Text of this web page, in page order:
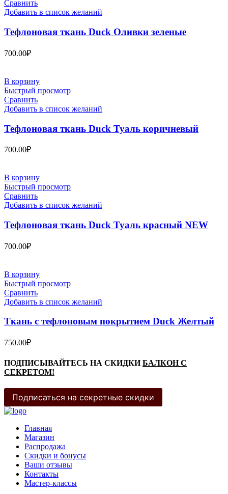
Сравнить
Добавить в список желаний
Тефлоновая ткань Duck Оливки зеленые
700.00₽
В корзину
Быстрый просмотр
Сравнить
Добавить в список желаний
Тефлоновая ткань Duck Туаль коричневый
700.00₽
В корзину
Быстрый просмотр
Сравнить
Добавить в список желаний
Тефлоновая ткань Duck Туаль красный NEW
700.00₽
В корзину
Быстрый просмотр
Сравнить
Добавить в список желаний
Ткань с тефлоновым покрытием Duck Желтый
750.00₽
ПОДПИСЫВАЙТЕСЬ НА СКИДКИБАЛКОН С
СЕКРЕТОМ!
Подписаться на секретные скидки
Главная
Магазин
Распродажа
Cкидки и бонусы
Ваши отзывы
Контакты
Мастер-классы